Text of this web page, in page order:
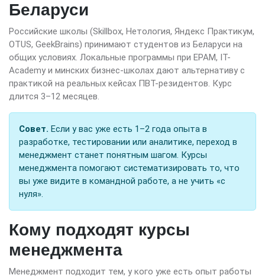
Беларуси
Российские школы (Skillbox, Нетология, Яндекс Практикум,
OTUS, GeekBrains) принимают студентов из Беларуси на
общих условиях. Локальные программы при EPAM, IT-
Academy и минских бизнес-школах дают альтернативу с
практикой на реальных кейсах ПВТ-резидентов. Курс
длится 3–12 месяцев.
Совет. Если у вас уже есть 1–2 года опыта в
разработке, тестировании или аналитике, переход в
менеджмент станет понятным шагом. Курсы
менеджмента помогают систематизировать то, что
вы уже видите в командной работе, а не учить «с
нуля».
Кому подходят курсы
менеджмента
Менеджмент подходит тем, у кого уже есть опыт работы